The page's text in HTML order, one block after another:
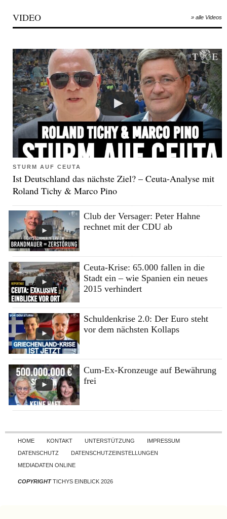
VIDEO » alle Videos
STURM AUF CEUTA
Ist Deutschland das nächste Ziel? – Ceuta-Analyse mit
Roland Tichy & Marco Pino
Club der Versager: Peter Hahne
rechnet mit der CDU ab
Ceuta-Krise: 65.000 fallen in die
Stadt ein – wie Spanien ein neues
2015 verhindert
Schuldenkrise 2.0: Der Euro steht
vor dem nächsten Kollaps
Cum-Ex-Kronzeuge auf Bewährung
frei
Skip to content
HOME KONTAKT UNTERSTÜTZUNG
IMPRESSUM
DATENSCHUTZ
DATENSCHUTZEINSTELLUNGEN
MEDIADATEN ONLINE
COPYRIGHTTICHYS EINBLICK 2026